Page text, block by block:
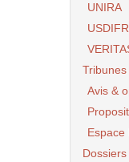
UNIRA
Tribunes
Avis &
Espace
Dossiers